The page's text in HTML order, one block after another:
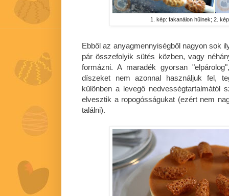
1. kép: fakanálon hűlnek; 2.
Ebből az anyagmennyiségből nagyon sok
pár összefolyik sütés közben, vagy
formázni. A maradék gyorsan
díszeket nem azonnal használjuk fel,
különben a levegő nedvességtartalmától
elvesztik a ropogósságukat (ezért nem
találni).